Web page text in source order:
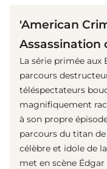
'American
Assassination
La série primée aux
parcours
téléspectateurs
magnifiquement
à son propre
parcours du titan de
célèbre et idole de
met en scène Édgar